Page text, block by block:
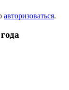
авторизоваться.